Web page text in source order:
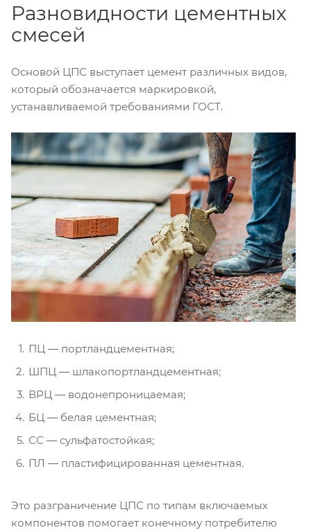
Разновидности цементных
смесей
Основой ЦПС выступает цемент различных видов,
который обозначается маркировкой,
устанавливаемой требованиями ГОСТ.
ПЦ ― портландцементная;
ШПЦ ― шлакопортландцементная;
ВРЦ ― водонепроницаемая;
БЦ ― белая цементная;
СС ― сульфатостойкая;
ПЛ ― пластифицированная цементная.
Это разграничение ЦПС по типам включаемых
компонентов помогает конечному потребителю